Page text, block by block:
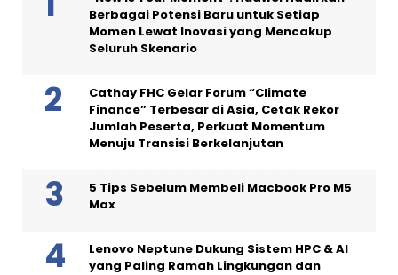
Berbagai Potensi Baru untuk Setiap
Momen Lewat Inovasi yang Mencakup
Seluruh Skenario
Cathay FHC Gelar Forum “Climate
Finance” Terbesar di Asia, Cetak Rekor
Jumlah Peserta, Perkuat Momentum
Menuju Transisi Berkelanjutan
5 Tips Sebelum Membeli Macbook Pro M5
Max
Lenovo Neptune Dukung Sistem HPC & AI
yang Paling Ramah Lingkungan dan